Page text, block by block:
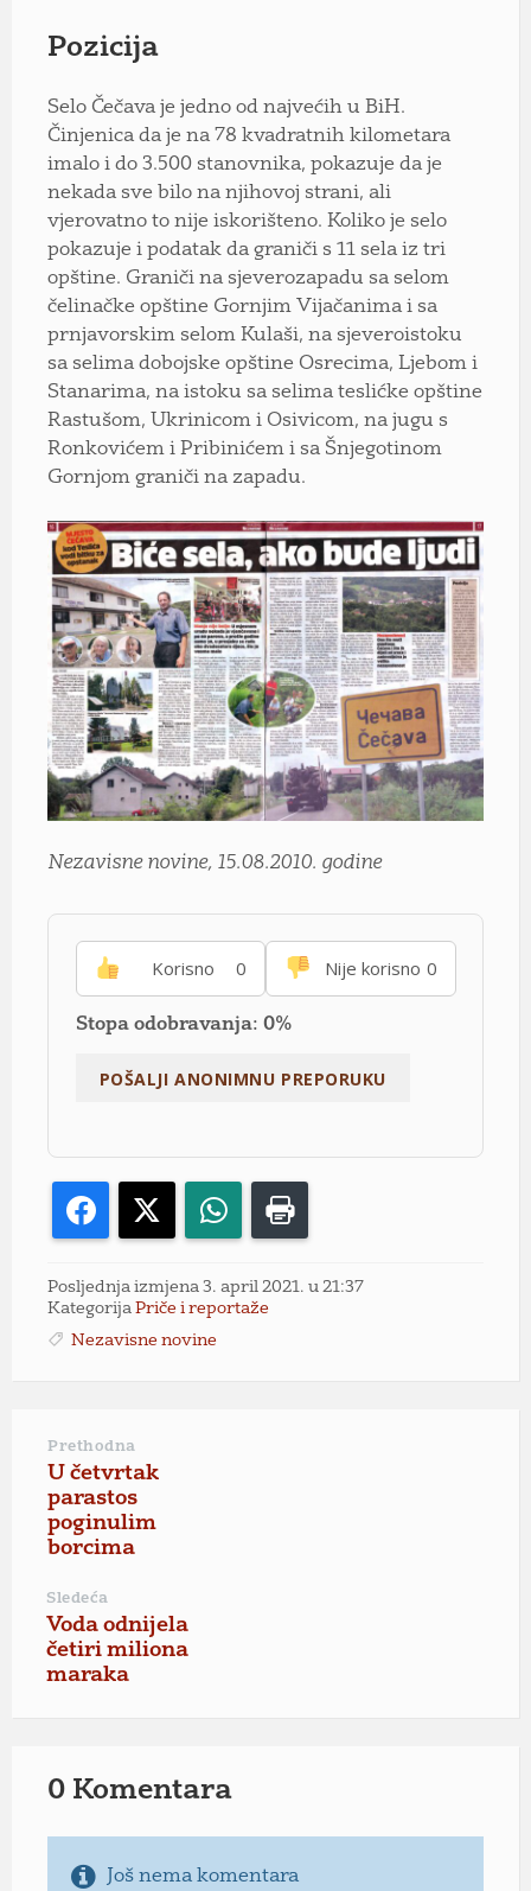
Pozicija
Selo Čečava je jedno od najvećih u BiH.
Činjenica da je na 78 kvadratnih kilometara
imalo i do 3.500 stanovnika, pokazuje da je
nekada sve bilo na njihovoj strani, ali
vjerovatno to nije iskorišteno. Koliko je selo
pokazuje i podatak da graniči s 11 sela iz tri
opštine. Graniči na sjeverozapadu sa selom
čelinačke opštine Gornjim Vijačanima i sa
prnjavorskim selom Kulaši, na sjeveroistoku
sa selima dobojske opštine Osrecima, Ljebom i
Stanarima, na istoku sa selima teslićke opštine
Rastušom, Ukrinicom i Osivicom, na jugu s
Ronkovićem i Pribinićem i sa Šnjegotinom
Gornjom graniči na zapadu.
Nezavisne novine, 15.08.2010. godine
Korisno 0 Nije korisno 0
Stopa odobravanja: 0%
Facebook WhatsApp
Posljednja izmjena 3. april 2021. u 21:37
Kategorija Priče i reportaže
Nezavisne novine
Prethodna
U četvrtak
parastos
poginulim
borcima
Sledeća
Voda odnijela
četiri miliona
maraka
0 Komentara
Još nema komentara